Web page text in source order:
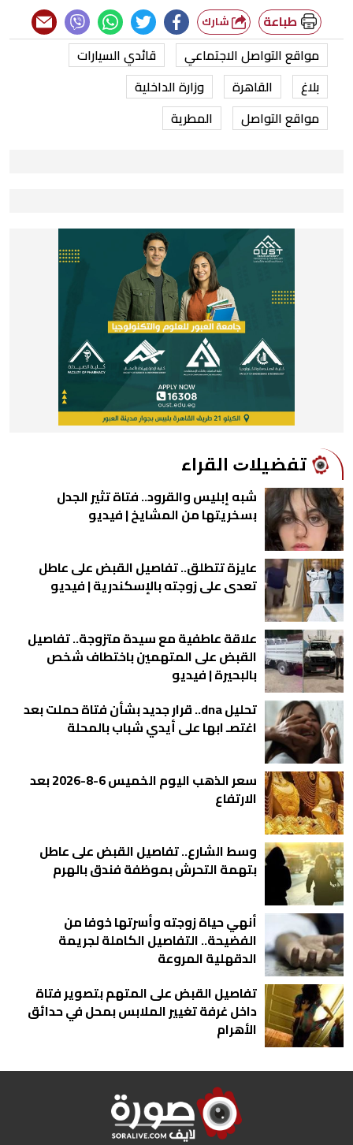
طباعة
مواقع التواصل الاجتماعي
قائدي السيارات
بلاغ
القاهرة
وزارة الداخلية
مواقع التواصل
المطرية
ﺗﻔﻀﻴﻼﺕ اﻟﻘﺮاء
شبه إبليس والقرود.. فتاة تثير الجدل
بسخريتها من المشايخ | فيديو
عايزة تتطلق.. تفاصيل القبض على عاطل
تعدى على زوجته بالإسكندرية | فيديو
علاقة عاطفية مع سيدة متزوجة.. تفاصيل
القبض على المتهمين باختطاف شخص
بالبحيرة | فيديو
تحليل dna.. قرار جديد بشأن فتاة حملت بعد
اغتصـ ابها على أيدي شباب بالمحلة
سعر الذهب اليوم الخميس 6-8-2026 بعد
الارتفاع
وسط الشارع.. تفاصيل القبض على عاطل
بتهمة التحرش بموظفة فندق بالهرم
أنهي حياة زوجته وأسرتها خوفا من
الفضيحة.. التفاصيل الكاملة لجريمة
الدقهلية المروعة
تفاصيل القبض على المتهم بتصوير فتاة
داخل غرفة تغيير الملابس بمحل في حدائق
الأهرام